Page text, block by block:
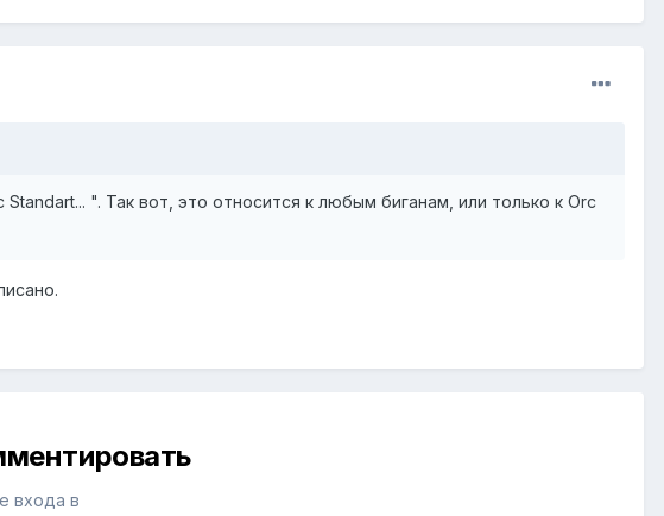
". Так вот, это относится к любым биганам, или только к Orc
входа в